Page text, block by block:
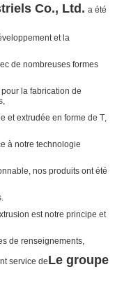
Co., Ltd. a été
et la
de nombreuses formes
la fabrication de
et extrudée en forme de T
à notre technologie
nos produits ont été
est notre principe et
de renseignements,
service deLe groupe